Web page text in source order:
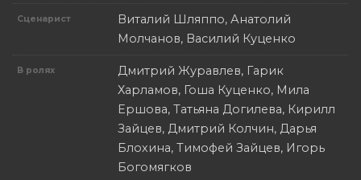
Сценарист
Виталий Шляппо, Анатолий
Молчанов, Василий Куценко
В ролях
Дмитрий Журавлев, Гарик
Харламов, Гоша Куценко, Мила
Ершова, Татьяна Догилева, Кирилл
Зайцев, Дмитрий Колчин, Дарья
Блохина, Тимофей Зайцев, Игорь
Богомягков